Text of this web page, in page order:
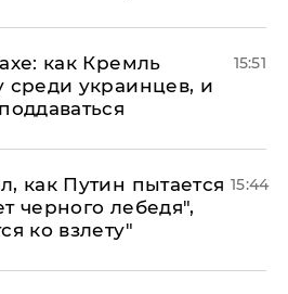
как Кремль
среди украинцев, и
15:51
как Путин пытается
черного лебедя",
ко взлету"
15:44